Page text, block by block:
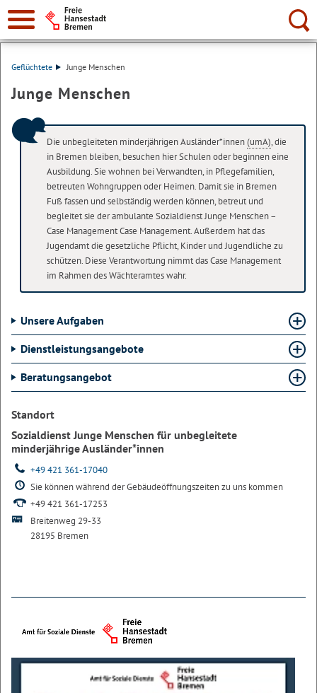
Suche:
Geflüchtete Junge Menschen
Junge Menschen
Die unbegleiteten minderjährigen Ausländer*innen(umA), die
in Bremen bleiben, besuchen hier Schulen oder beginnen eine
Ausbildung. Sie wohnen bei Verwandten, in Pflegefamilien,
betreuten Wohngruppen oder Heimen. Damit sie in Bremen
Fuß fassen und selbständig werden können, betreut und
begleitet sie der ambulante Sozialdienst Junge Menschen –
Case ManagementCase Management. Außerdem hat das
Jugendamt die gesetzliche Pflicht, Kinder und Jugendliche zu
schützen. Diese Verantwortung nimmt das Case Management
im Rahmen des Wächteramtes wahr.
Unsere Aufgaben
Dienstleistungsangebote
Beratungsangebot
Standort
Sozialdienst Junge Menschen für unbegleitete
minderjährige Ausländer*innen
+49 421 361-17040
Sie können während der Gebäudeöffnungszeiten zu uns kommen
+49 421 361-17253
Breitenweg 29-33
28195 Bremen